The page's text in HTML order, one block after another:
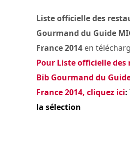
Liste officielle des
Gourmand du Guide
France 2014 en
Pour Liste officielle
Bib Gourmand du
France 2014, cliquez ici:
la sélection